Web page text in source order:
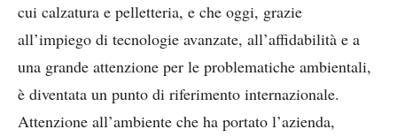
cui calzatura e pelletteria, e che oggi, grazie
all’impiego di tecnologie avanzate, all’affidabilità e a
una grande attenzione per le problematiche ambientali,
è diventata un punto di riferimento internazionale.
Attenzione all’ambiente che ha portato l’azienda,